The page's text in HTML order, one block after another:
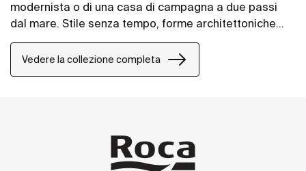
modernista o di una casa di campagna a due passi
dal mare. Stile senza tempo, forme architettoniche
unite alle texture e toni caldi.
Vedere la collezione completa